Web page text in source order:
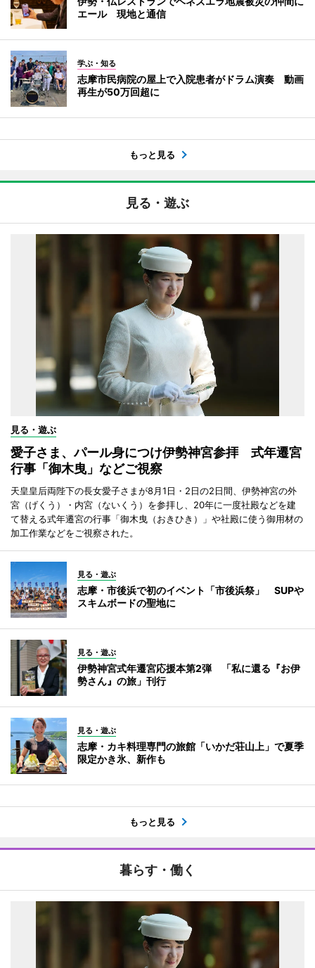
エール 現地と通信
学ぶ・知る
志摩市民病院の屋上で入院患者がドラム演奏 動画
再生が50万回超に
もっと見る
見る・遊ぶ
見る・遊ぶ
愛子さま、パール身につけ伊勢神宮参拝 式年遷宮
行事「御木曳」などご視察
天皇皇后両陛下の長女愛子さまが8月1日・2日の2日間、伊勢神宮の外
宮（げくう）・内宮（ないくう）を参拝し、20年に一度社殿などを建
て替える式年遷宮の行事「御木曳（おきひき）」や社殿に使う御用材の
加工作業などをご視察された。
見る・遊ぶ
志摩・市後浜で初のイベント「市後浜祭」 SUPや
スキムボードの聖地に
見る・遊ぶ
伊勢神宮式年遷宮応援本第2弾 「私に還る『お伊
勢さん』の旅」刊行
見る・遊ぶ
志摩・カキ料理専門の旅館「いかだ荘山上」で夏季
限定かき氷、新作も
もっと見る
暮らす・働く